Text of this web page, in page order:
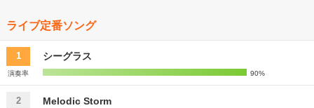
ライブ定番ソング
1 シーグラス
演奏率 90%
2 Melodic Storm